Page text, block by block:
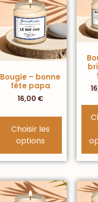
Bougie – bonne
fête papa
16,00 €
Choisir les
options